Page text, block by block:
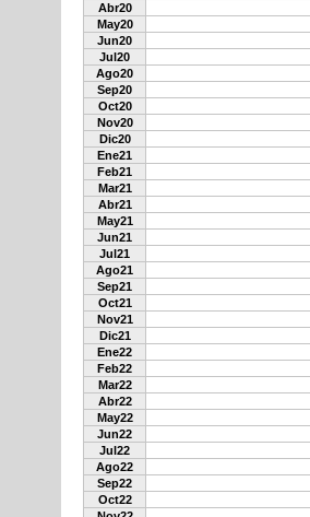
Abr20
May20
Jun20
Jul20
Ago20
Sep20
Oct20
Nov20
Dic20
Ene21
Feb21
Mar21
Abr21
May21
Jun21
Jul21
Ago21
Sep21
Oct21
Nov21
Dic21
Ene22
Feb22
Mar22
Abr22
May22
Jun22
Jul22
Ago22
Sep22
Oct22